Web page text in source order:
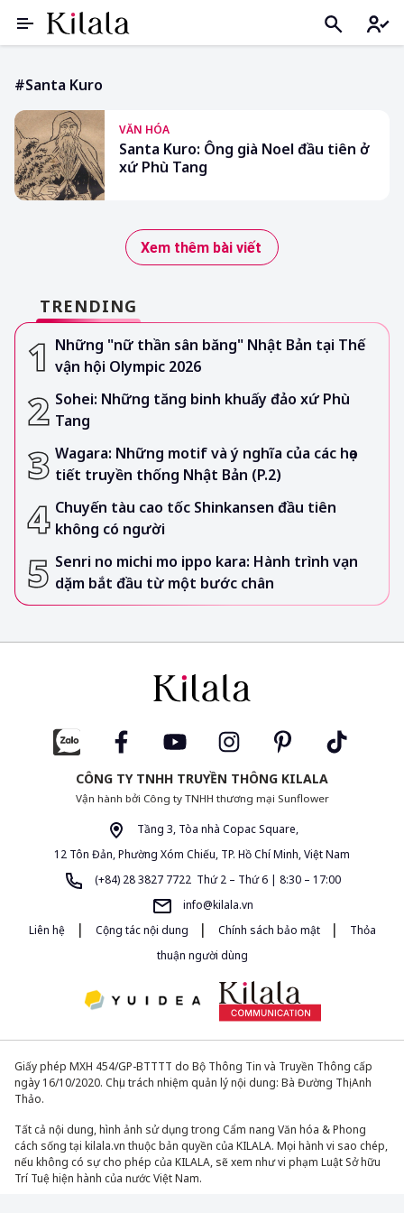
#Santa Kuro
VĂN HÓA
Santa Kuro: Ông già Noel đầu tiên ở
xứ Phù Tang
Xem thêm bài viết
TRENDING
Những "nữ thần sân băng" Nhật Bản tại Thế
vận hội Olympic 2026
Sohei: Những tăng binh khuấy đảo xứ Phù
Tang
Wagara: Những motif và ý nghĩa của các họa
tiết truyền thống Nhật Bản (P.2)
Chuyến tàu cao tốc Shinkansen đầu tiên
không có người
Senri no michi mo ippo kara: Hành trình vạn
dặm bắt đầu từ một bước chân
CÔNG TY TNHH TRUYỀN THÔNG KILALA
Vận hành bởi Công ty TNHH thương mại Sunflower
Tầng 3, Tòa nhà Copac Square,
12 Tôn Đản, Phường Xóm Chiếu, TP. Hồ Chí Minh, Việt Nam
(+84) 28 3827 7722 Thứ 2 – Thứ 6 | 8:30 – 17:00
info@kilala.vn
Liên hệ
| Cộng tác nội dung | Chính sách bảo mật |
Thỏa
thuận người dùng
Giấy phép MXH 454/GP-BTTTT do Bộ Thông Tin và Truyền Thông cấp
ngày 16/10/2020. Chịu trách nhiệm quản lý nội dung: Bà Đường Thị Anh
Thảo.
Tất cả nội dung, hình ảnh sử dụng trong Cẩm nang Văn hóa & Phong
cách sống tại kilala.vn thuộc bản quyền của KILALA. Mọi hành vi sao chép,
nếu không có sự cho phép của KILALA, sẽ xem như vi phạm Luật Sở hữu
Trí Tuệ hiện hành của nước Việt Nam.